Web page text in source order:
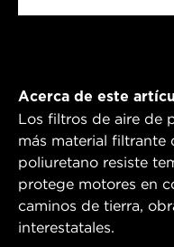
Acerca de este
Los filtros de aire de
más material filtrante
poliuretano resiste
protege motores en
caminos de tierra,
interestatales.